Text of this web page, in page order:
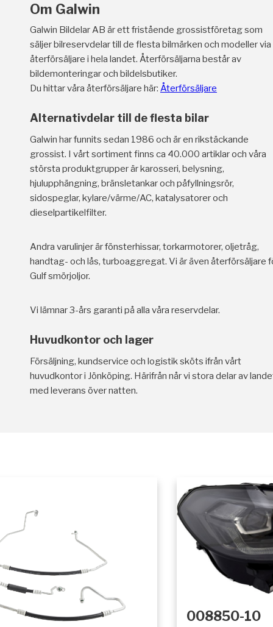
Om Galwin
Galwin Bildelar AB är ett fristående grossistföretag som
säljer bilreservdelar till de flesta bilmärken och modeller via
återförsäljare i hela landet. Återförsäljarna består av
bildemonteringar och bildelsbutiker.
Du hittar våra återförsäljare här: Återförsäljare
Alternativdelar till de flesta bilar
Galwin har funnits sedan 1986 och är en rikstäckande
grossist. I vårt sortiment finns ca 40.000 artiklar och våra
största produktgrupper är karosseri, belysning,
hjulupphängning, bränsletankar och påfyllningsrör,
sidospeglar, kylare/värme/AC, katalysatorer och
dieselpartikelfilter.
Andra varulinjer är fönsterhissar, torkarmotorer, oljetråg,
handtag- och lås, turboaggregat. Vi är även återförsäljare
Gulf smörjoljor.
Vi lämnar 3-års garanti på alla våra reservdelar.
Huvudkontor och lager
Försäljning, kundservice och logistik sköts ifrån vårt
huvudkontor i Jönköping. Härifrån når vi stora delar av
med leverans över natten.
008850-10